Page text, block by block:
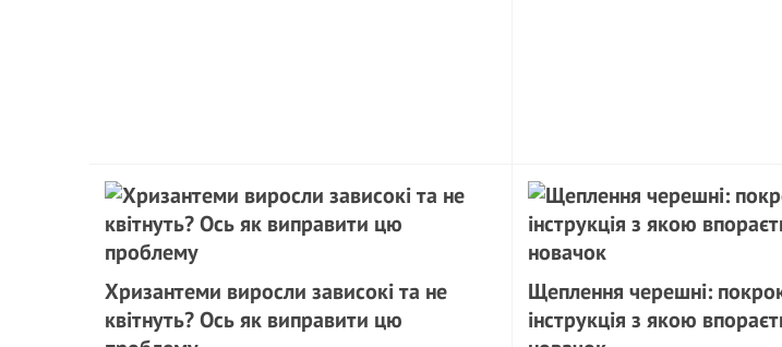
Хризантеми виросли зависокі та не
квітнуть? Ось як виправити цю
Щеплення черешні:
інструкція з якою